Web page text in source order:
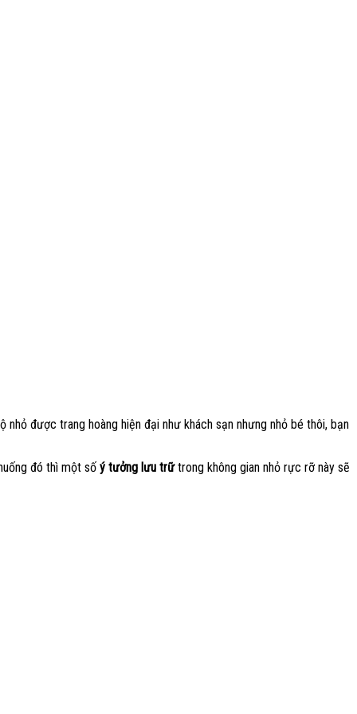
được trang hoàng hiện đại như khách sạn nhưng nhỏ bé thôi, bạn
đó thì một số ý tưởng lưu trữtrong không gian nhỏ rực rỡ này sẽ